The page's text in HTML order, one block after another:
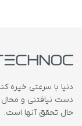
دنیا با سرعتی خیره
دست نیافتنی و محال
حال تحقق آنها است.